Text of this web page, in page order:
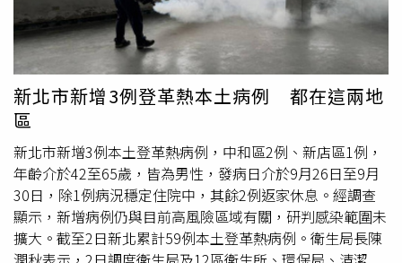
政府提供）陳潤秋強調，颱風來襲帶來的雨量容易造成積水
容器，請市民於颱風過後立即清除家戶外積水容器，共同防
堵登革熱疫情。提醒民眾如果出現發燒、頭痛、後眼窩痛、
肌肉關節痛、腹瀉、出疹等登革熱疑似症狀，請儘速就醫，
並主動告知醫師近期活動史。登革熱病媒蚊的幼蟲並非孳生
在骯髒污穢的排水溝，而主要生長於花瓶、花盆水盤、廢棄
瓶罐、廢輪胎、樹洞及植物落葉積水處等乾淨的人工及自然
的積水容器內，雜草則提供病媒蚊藏身處。新北市中和區景
新公園、三介廟至新店區天山公園的山區正好符合病媒蚊的
生長條件，加上有環山步道貫穿，提供病媒蚊接觸人類的機
會，此次新北市的多起病例於潛伏期間，都曾有中和區三介
新北市新增3例登革熱本土病例 都在這兩地
區
新北市新增3例本土登革熱病例，中和區2例、新店區1例，
年齡介於42至65歲，皆為男性，發病日介於9月26日至9月
30日，除1例病況穩定住院中，其餘2例返家休息。經調查
顯示，新增病例仍與目前高風險區域有關，研判感染範圍未
擴大。截至2日新北累計59例本土登革熱病例。衛生局長陳